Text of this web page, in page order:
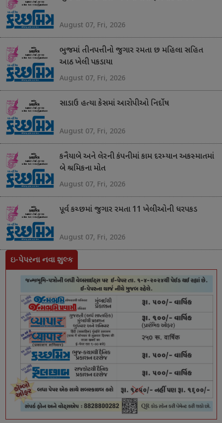
August 07, Fri, 2026
ભુજમાં તીનપત્તીનો જુગાર રમતા છ મહિલા સહિત
આઠ ખેલી પકડાયા
August 07, Fri, 2026
સાડાઉ હત્યા કેસમાં આરોપીઓ નિર્દોષ
August 07, Fri, 2026
કનૈયાબે અને લેરની કંપનીમાં કામ દરમ્યાન અકસ્માતમાં
બે શ્રમિકના મોત
August 07, Fri, 2026
પૂર્વ કચ્છમાં જુગાર રમતા 11 ખેલીઓની ધરપકડ
August 07, Fri, 2026
ઇ-પેપરના નવા શુલ્ક